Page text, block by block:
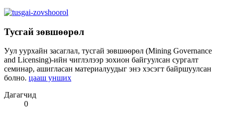
Тусгай зөвшөөрөл
Уул уурхайн засаглал, тусгай зөвшөөрөл (Mining Governance
and Licensing)-ийн чиглэлээр зохион байгуулсан сургалт
семинар, ашигласан материалуудыг энэ хэсэгт байршуулсан
болно. цааш унших
Дагагчид
0